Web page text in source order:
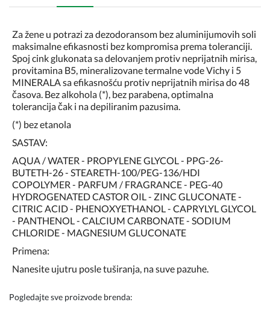
Za žene u potrazi za dezodoransom bez aluminijumovih soli
maksimalne efikasnosti bez kompromisa prema toleranciji.
Spoj cink glukonata sa delovanjem protiv neprijatnih mirisa,
provitamina B5, mineralizovane termalne vode Vichy i 5
MINERALA sa efikasnošću protiv neprijatnih mirisa do 48
časova. Bez alkohola (*), bez parabena, optimalna
tolerancija čak i na depiliranim pazusima.
(*) bez etanola
SASTAV:
AQUA / WATER - PROPYLENE GLYCOL - PPG-26-
BUTETH-26 - STEARETH-100/PEG-136/HDI
COPOLYMER - PARFUM / FRAGRANCE - PEG-40
HYDROGENATED CASTOR OIL - ZINC GLUCONATE -
CITRIC ACID - PHENOXYETHANOL - CAPRYLYL GLYCOL
- PANTHENOL - CALCIUM CARBONATE - SODIUM
CHLORIDE - MAGNESIUM GLUCONATE
Primena:
Nanesite ujutru posle tuširanja, na suve pazuhe.
Pogledajte sve proizvode brenda: